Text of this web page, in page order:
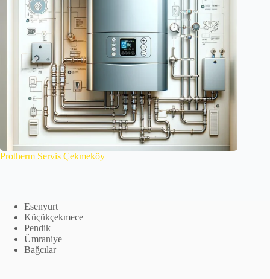
Protherm Servis Çekmeköy
Esenyurt
Küçükçekmece
Pendik
Ümraniye
Bağcılar